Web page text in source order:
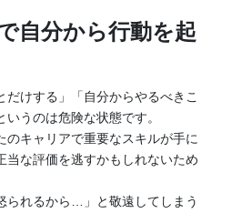
自分から行動を起
だけする」「自分からやるべきこ
うのは危険な状態です。
のキャリアで重要なスキルが手に
当な評価を逃すかもしれないため
られるから…」と敬遠してしまう